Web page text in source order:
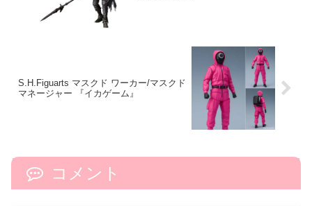
S.H.Figuarts マスクド ワーカー/マスクド
マネージャー 『イカゲーム』
コメント